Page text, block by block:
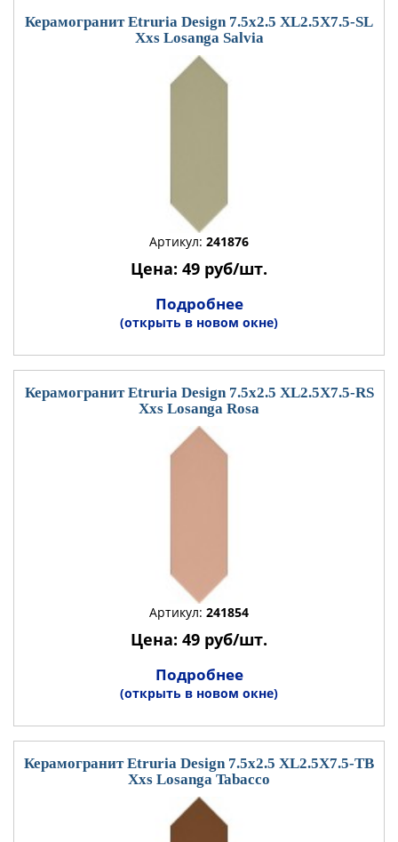
Керамогранит Etruria Design 7.5x2.5 XL2.5X7.5-SL
Xxs Losanga Salvia
Артикул: 241876
Цена: 49 руб/шт.
Подробнее
(открыть в новом окне)
Керамогранит Etruria Design 7.5x2.5 XL2.5X7.5-RS
Xxs Losanga Rosa
Артикул: 241854
Цена: 49 руб/шт.
Подробнее
(открыть в новом окне)
Керамогранит Etruria Design 7.5x2.5 XL2.5X7.5-TB
Xxs Losanga Tabacco